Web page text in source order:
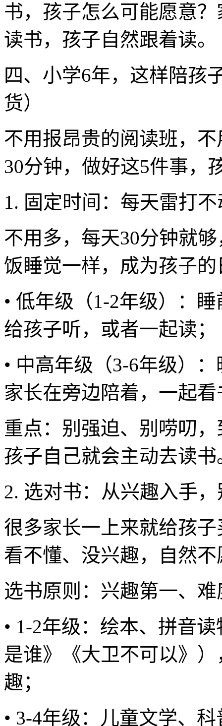
书，孩子怎么可能愿意
读书，孩子自然跟着读。
四、小学6年，这样陪孩
货）
不用报昂贵的阅读班，
30分钟，做好这5件事，
1. 固定时间：每天雷打
不用多，每天30分钟就
饭睡觉一样，成为孩子的
• 低年级（1-2年级）：
给孩子听，或者一起读；
• 中高年级（3-6年级）
家长在旁边陪着，一起
重点：别强迫、别唠叨
孩子自己就会主动去读书
2. 选对书：从兴趣入手
很多家长一上来就给孩
看不懂、没兴趣，自然
选书原则：兴趣第一、
• 1-2年级：绘本、拼音
是谁》《大卫不可以》
趣；
• 3-4年级：儿童文学、